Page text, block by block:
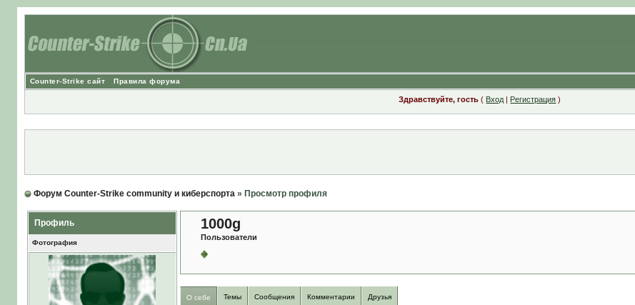
Counter-Strike сайт Правила форума
Здравствуйте, гость ( Вход | Регистрация )
Форум Counter-Strike community и киберспорта» Просмотр профиля
Профиль
Фотография
1000g
Пользователи
О себе Темы Сообщения Комментарии Друзья